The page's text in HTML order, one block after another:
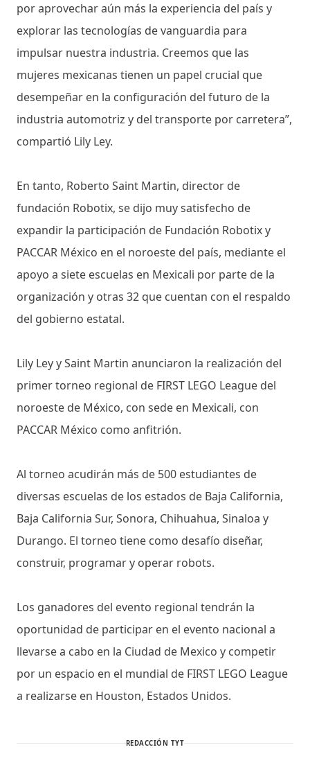
por aprovechar aún más la experiencia del país y
explorar las tecnologías de vanguardia para
impulsar nuestra industria. Creemos que las
mujeres mexicanas tienen un papel crucial que
desempeñar en la configuración del futuro de la
industria automotriz y del transporte por carretera”,
compartió Lily Ley.
En tanto, Roberto Saint Martin, director de
fundación Robotix, se dijo muy satisfecho de
expandir la participación de Fundación Robotix y
PACCAR México en el noroeste del país, mediante el
apoyo a siete escuelas en Mexicali por parte de la
organización y otras 32 que cuentan con el respaldo
del gobierno estatal.
Lily Ley y Saint Martin anunciaron la realización del
primer torneo regional de FIRST LEGO League del
noroeste de México, con sede en Mexicali, con
PACCAR México como anfitrión.
Al torneo acudirán más de 500 estudiantes de
diversas escuelas de los estados de Baja California,
Baja California Sur, Sonora, Chihuahua, Sinaloa y
Durango. El torneo tiene como desafío diseñar,
construir, programar y operar robots.
Los ganadores del evento regional tendrán la
oportunidad de participar en el evento nacional a
llevarse a cabo en la Ciudad de Mexico y competir
por un espacio en el mundial de FIRST LEGO League
a realizarse en Houston, Estados Unidos.
REDACCIÓN TYT